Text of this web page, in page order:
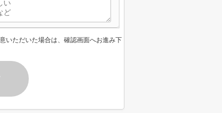
いただいた場合は、確認画面へお進み下